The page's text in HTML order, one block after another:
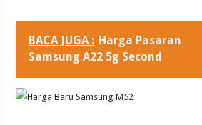
BACA JUGA : Harga Pasaran
Samsung A22 5g Second